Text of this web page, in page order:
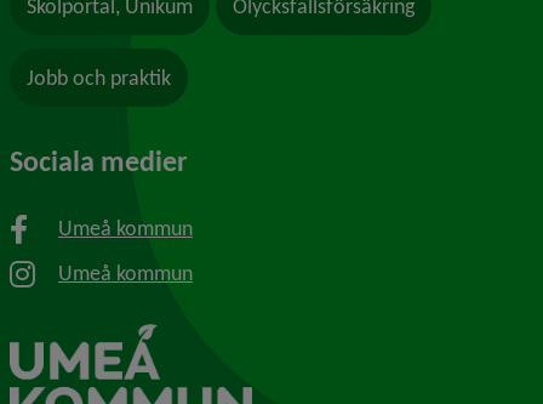
Skolportal, Unikum Olycksfallsförsäkring
Jobb och praktik
Sociala medier
Umeå kommun
Umeå kommun